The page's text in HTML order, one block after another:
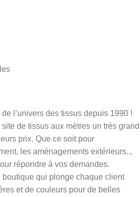
l’univers des tissus depuis 1990 !
de tissus aux mètres un très grand
prix. Que ce soit pour
les aménagements extérieurs..,
répondre à vos demandes.
qui plonge chaque client
et de couleurs pour de belles